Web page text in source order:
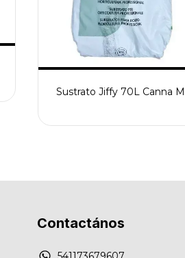
Sustrato Jiffy 70L Canna
Contactános